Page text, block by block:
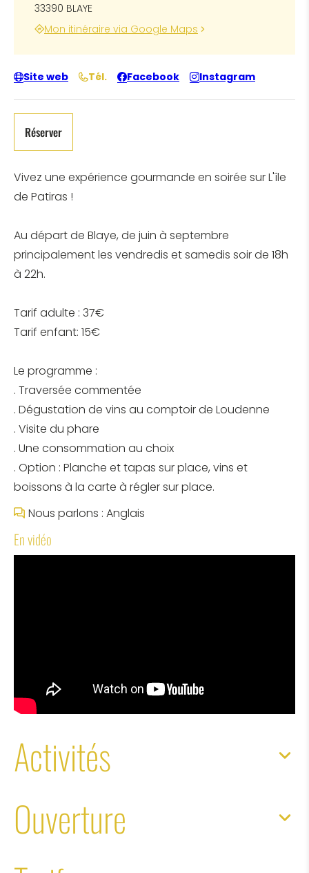
Vivez une expérience gourmande en soirée sur L'île
de Patiras !
Au départ de Blaye, de juin à septembre
principalement les vendredis et samedis soir de 18h
à 22h.
Tarif adulte : 37€
Tarif enfant: 15€
Le programme :
. Traversée commentée
. Dégustation de vins au comptoir de Loudenne
. Visite du phare
. Une consommation au choix
. Option : Planche et tapas sur place, vins et
boissons à la carte à régler sur place.
Nous parlons : Anglais
En vidéo
Activités
Ouverture
33390 BLAYE
Mon itinéraire via Google Maps
Site web Tél. Facebook Instagram
Réserver